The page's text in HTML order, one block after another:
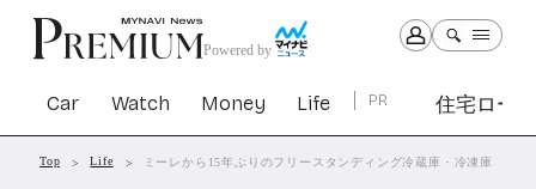
Powered by
Car Watch Money Life PR 住宅ロー
Top Life ミーレから15年ぶりのフリースタンディング冷蔵庫・冷凍庫